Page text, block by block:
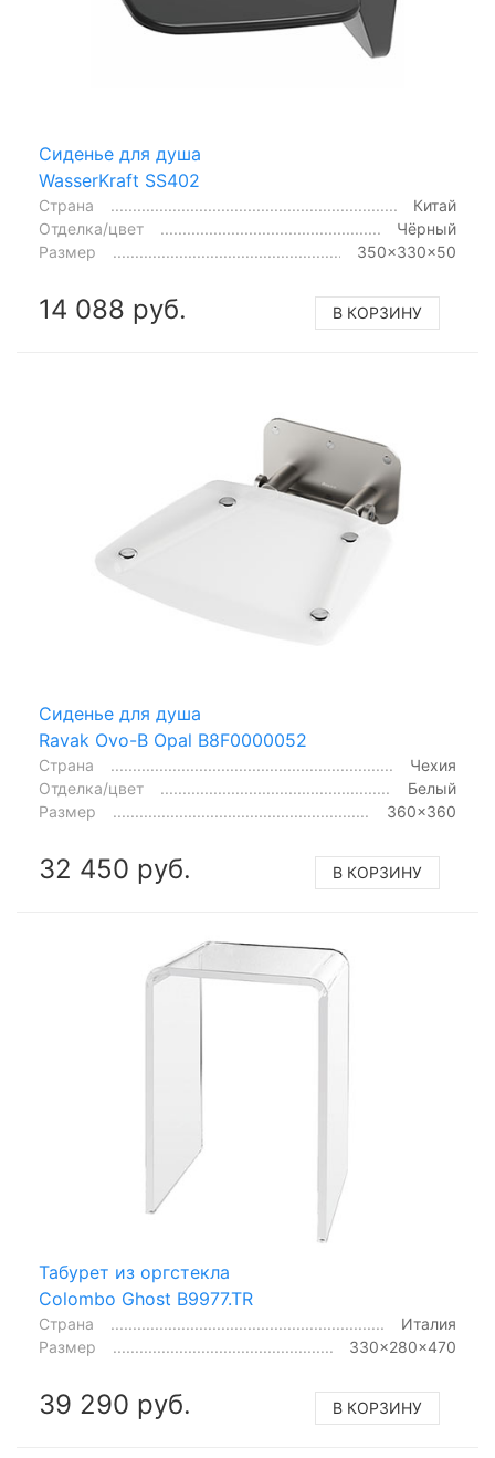
Сиденье для душа
WasserKraft SS402
Страна
Китай
Отделка/цвет
Чёрный
Размер
350x330x50
14 088 руб. В КОРЗИНУ
Сиденье для душа
Ravak Ovo-B Opal B8F0000052
Страна
Чехия
Отделка/цвет
Белый
Размер
360x360
32 450 руб. В КОРЗИНУ
Табурет из оргстекла
Colombo Ghost B9977.TR
Страна
Италия
Размер
330x280x470
39 290 руб. В КОРЗИНУ